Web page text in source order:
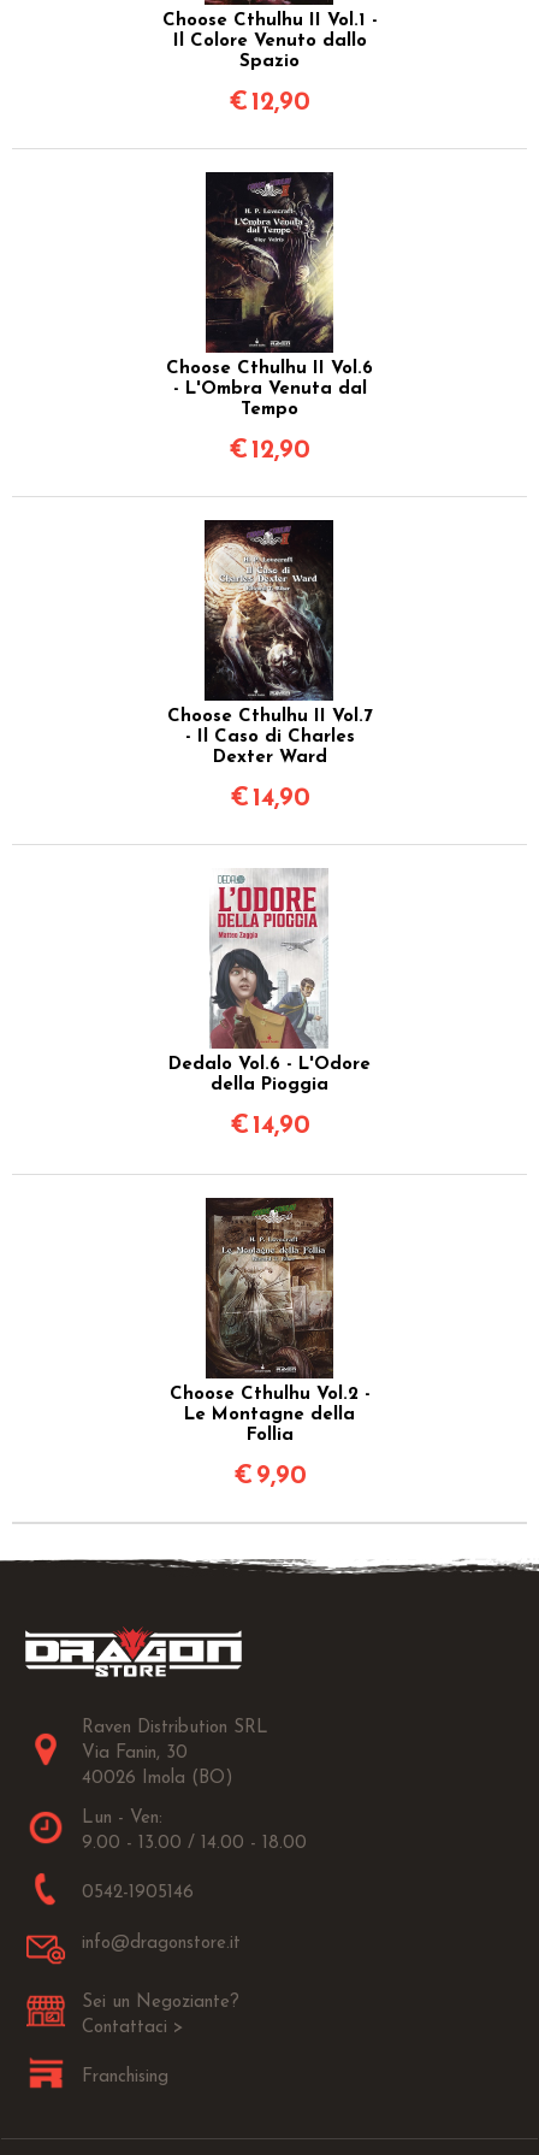
Choose Cthulhu II Vol.1 -
Il Colore Venuto dallo
Spazio
€ 12,90
Choose Cthulhu II Vol.6
- L'Ombra Venuta dal
Tempo
€ 12,90
Choose Cthulhu II Vol.7
- Il Caso di Charles
Dexter Ward
€ 14,90
Dedalo Vol.6 - L'Odore
della Pioggia
€ 14,90
Choose Cthulhu Vol.2 -
Le Montagne della
Follia
€ 9,90
Raven Distribution SRL
Via Fanin, 30
40026 Imola (BO)
Lun - Ven:
9.00 - 13.00 / 14.00 - 18.00
0542-1905146
info@dragonstore.it
Sei un Negoziante?
Contattaci >
Franchising